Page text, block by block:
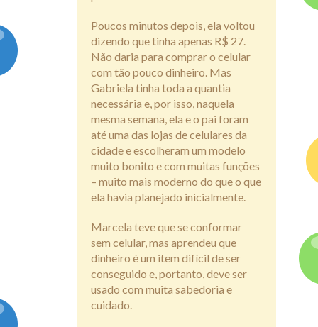
Poucos minutos depois, ela voltou
dizendo que tinha apenas R$ 27.
Não daria para comprar o celular
com tão pouco dinheiro. Mas
Gabriela tinha toda a quantia
necessária e, por isso, naquela
mesma semana, ela e o pai foram
até uma das lojas de celulares da
cidade e escolheram um modelo
muito bonito e com muitas funções
– muito mais moderno do que o que
ela havia planejado inicialmente.
Marcela teve que se conformar
sem celular, mas aprendeu que
dinheiro é um item difícil de ser
conseguido e, portanto, deve ser
usado com muita sabedoria e
cuidado.